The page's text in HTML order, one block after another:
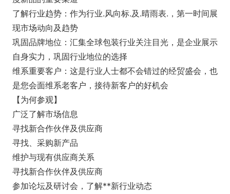
了解行业趋势：作为行业.风向标.及.晴雨表.，第一时间展
现市场动向及趋势
巩固品牌地位：汇集全球包装行业关注目光，是企业展示
自身实力，巩固行业地位的选择
维系重要客户：这是行业人士都不会错过的经贸盛会，也
是您会面维系老客户，接待新客户的好机会
【为何参观】
广泛了解市场信息
寻找新合作伙伴及供应商
寻找、采购新产品
维护与现有供应商关系
寻找新合作伙伴及供应商
参加论坛及研讨会，了解**新行业动态